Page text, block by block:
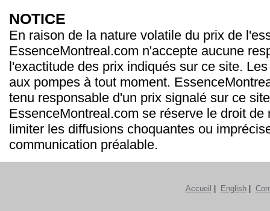
NOTICE
En raison de la nature volatile du prix de
EssenceMontreal.com n'accepte aucune
l'exactitude des prix indiqués sur ce site.
aux pompes à tout moment.
tenu responsable d'un prix signalé sur ce
EssenceMontreal.com se réserve le droit de
limiter les diffusions choquantes ou
communication préalable.
Accueil English|